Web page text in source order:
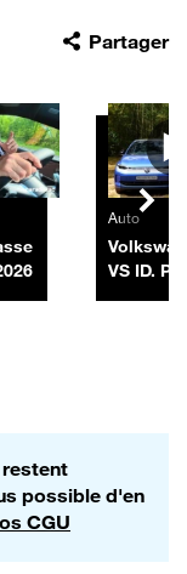
Partager
Auto
VS ID.
possible d'en
CGU